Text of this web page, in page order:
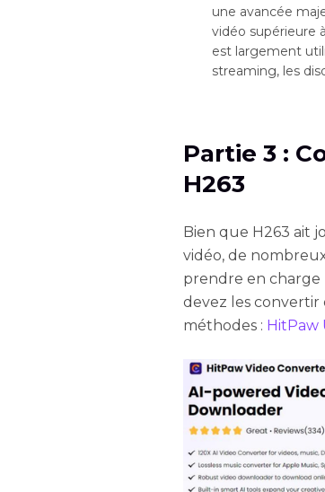
une avancée
vidéo supérieure
est largement
streaming, les
Partie 3 :
H263
Bien que H263 ait
vidéo, de
prendre en charge
devez les
méthodes : HitPaw